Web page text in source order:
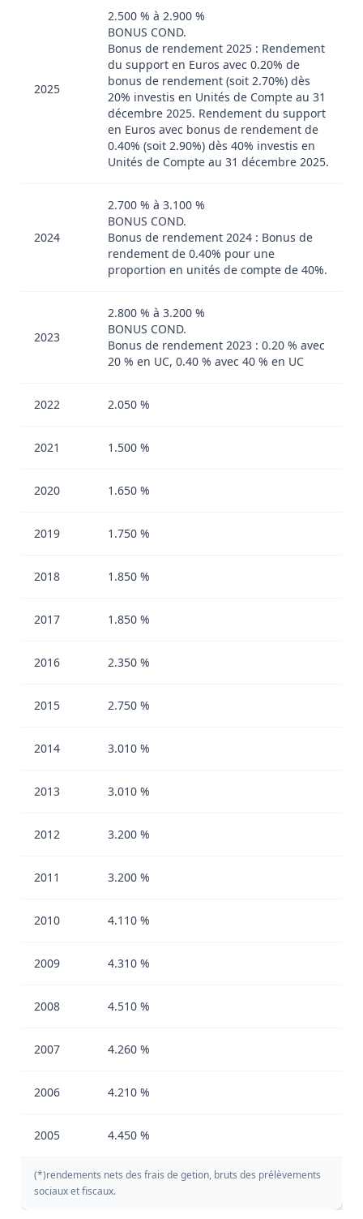
2025
2.500 % à 2.900 %
BONUS COND.
Bonus de rendement 2025 : Rendement
du support en Euros avec 0.20% de
bonus de rendement (soit 2.70%) dès
20% investis en Unités de Compte au 31
décembre 2025. Rendement du support
en Euros avec bonus de rendement de
0.40% (soit 2.90%) dès 40% investis en
Unités de Compte au 31 décembre 2025.
2024
2.700 % à 3.100 %
BONUS COND.
Bonus de rendement 2024 : Bonus de
rendement de 0.40% pour une
proportion en unités de compte de 40%.
2023
2.800 % à 3.200 %
BONUS COND.
Bonus de rendement 2023 : 0.20 % avec
20 % en UC, 0.40 % avec 40 % en UC
2022 2.050 %
2021 1.500 %
2020 1.650 %
2019 1.750 %
2018 1.850 %
2017 1.850 %
2016 2.350 %
2015 2.750 %
2014 3.010 %
2013 3.010 %
2012 3.200 %
2011 3.200 %
2010 4.110 %
2009 4.310 %
2008 4.510 %
2007 4.260 %
2006 4.210 %
2005 4.450 %
(*)rendements nets des frais de getion, bruts des prélèvements
sociaux et fiscaux.